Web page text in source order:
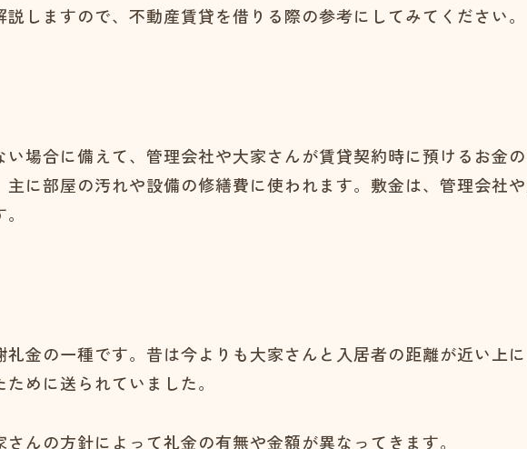
しますので、不動産賃貸を借りる際の参考にしてみてください。
場合に備えて、管理会社や大家さんが賃貸契約時に預けるお金
に部屋の汚れや設備の修繕費に使われます。敷金は、管理会社
金の一種です。昔は今よりも大家さんと入居者の距離が近い上
めに送られていました。
んの方針によって礼金の有無や金額が異なってきます。